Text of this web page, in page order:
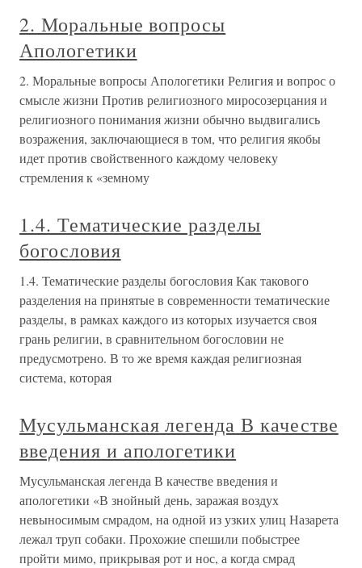
2. Моральные вопросы
Апологетики
2. Моральные вопросы Апологетики Религия и вопрос о
смысле жизни Против религиозного миросозерцания и
религиозного понимания жизни обычно выдвигались
возражения, заключающиеся в том, что религия якобы
идет против свойственного каждому человеку
стремления к «земному
1.4. Тематические разделы
богословия
1.4. Тематические разделы богословия Как такового
разделения на принятые в современности тематические
разделы, в рамках каждого из которых изучается своя
грань религии, в сравнительном богословии не
предусмотрено. В то же время каждая религиозная
система, которая
Мусульманская легенда В качестве
введения и апологетики
Мусульманская легенда В качестве введения и
апологетики «В знойный день, заражая воздух
невыносимым смрадом, на одной из узких улиц Назарета
лежал труп собаки. Прохожие спешили побыстрее
пройти мимо, прикрывая рот и нос, а когда смрад